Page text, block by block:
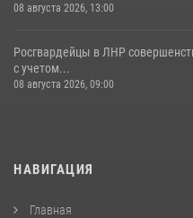
08 августа 2026, 13:00
Росгвардейцы в ЛНР
с учетом...
08 августа 2026, 09:00
НАВИГАЦИЯ
Главная